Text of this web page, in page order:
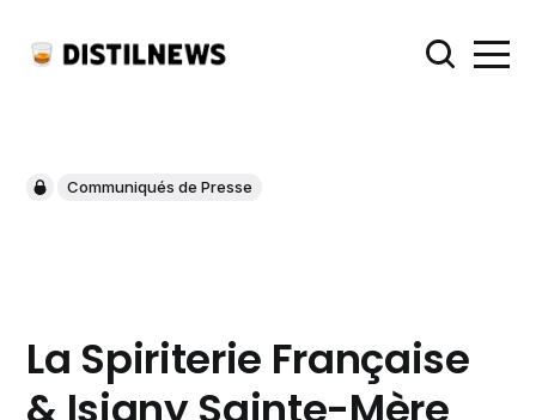
Communiqués de Presse
La Spiriterie Française